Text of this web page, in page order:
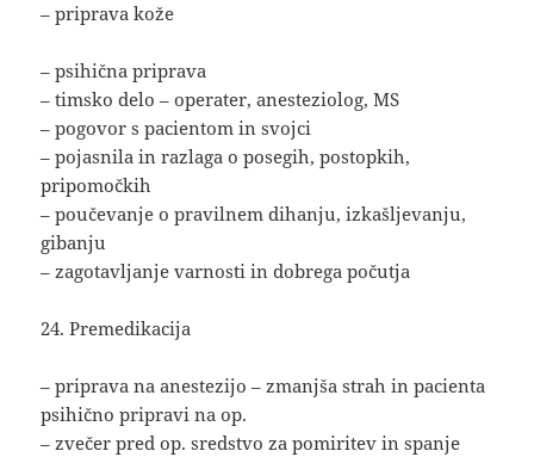
– priprava kože
– psihična priprava
– timsko delo – operater, anesteziolog, MS
– pogovor s pacientom in svojci
– pojasnila in razlaga o posegih, postopkih,
pripomočkih
– poučevanje o pravilnem dihanju, izkašljevanju,
gibanju
– zagotavljanje varnosti in dobrega počutja
24. Premedikacija
– priprava na anestezijo – zmanjša strah in pacienta
psihično pripravi na op.
– zvečer pred op. sredstvo za pomiritev in spanje